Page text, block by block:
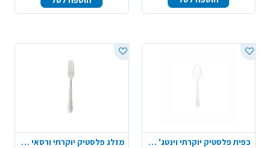
כפית פלסטיק יוקרתי וינטג' 10 יח' - ניצוצות כסף
מזלג פלסטיק יוקרתי ורסאי 10 יח' - לבן